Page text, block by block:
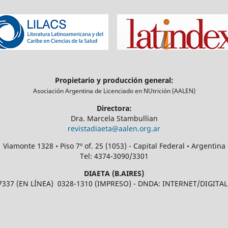
Propietario y producción general:
Asociación Argentina de Licenciado en NUtrición (AALEN)
Directora:
Dra. Marcela Stambullian
revistadiaeta@aalen.org.ar
Viamonte 1328 • Piso 7º of. 25 (1053) - Capital Federal • Argentina
Tel: 4374-3090/3301
DIAETA (B.AIRES)
(EN LÍNEA) 0328-1310 (IMPRESO) - DNDA: INTERNET/